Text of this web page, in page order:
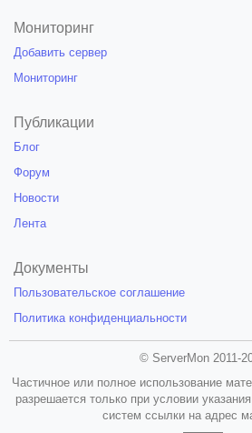
Мониторинг
Добавить сервер
Мониторинг
Публикации
Блог
Форум
Новости
Лента
Документы
Пользовательское соглашение
Политика конфиденциальности
© ServerMon 2011-
Частичное или полное использование
разрешается только при условии
систем ссылки на адрес